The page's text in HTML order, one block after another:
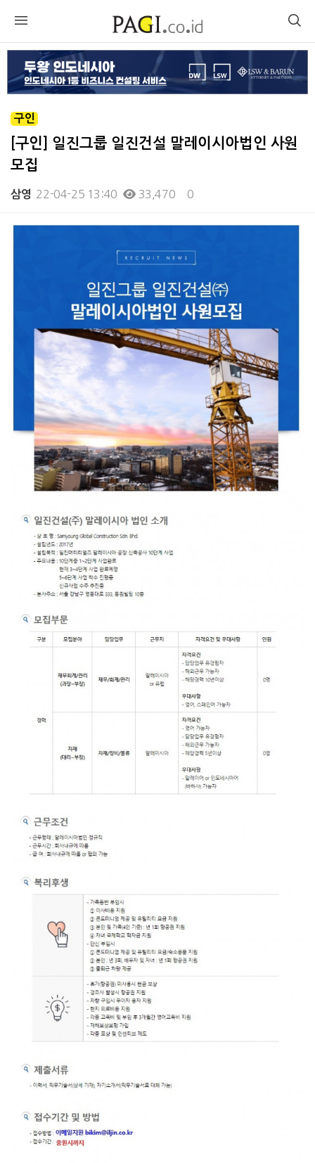
구인
[구인] 일진그룹 일진건설 말레이시아법인 사원
모집
삼영 22-04-25 13:40 33,470 0
본문